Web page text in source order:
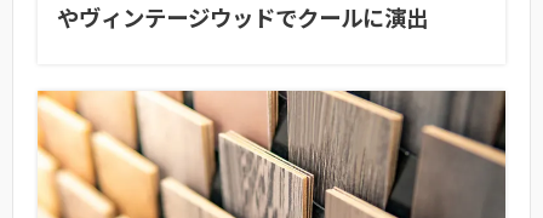
やヴィンテージウッドでクールに演出